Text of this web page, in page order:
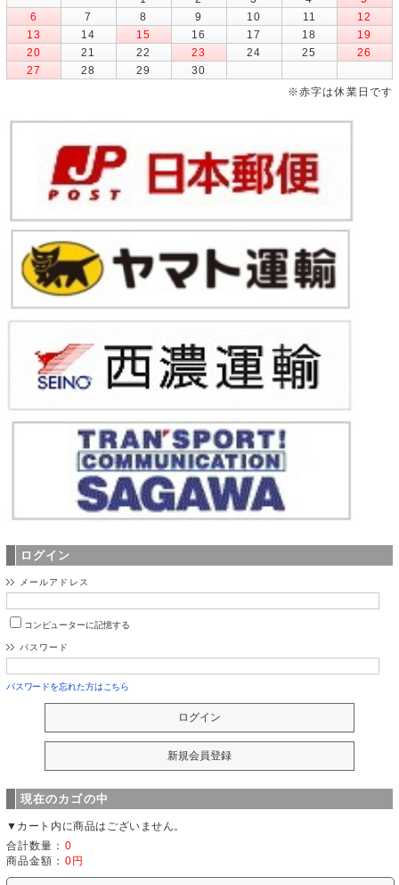
6
7 8 9 10 11
12
13
14 15 16 17 18
19
20
21 22 23 24 25
26
27
28 29
30
※赤字は休業日です
ログイン
メールアドレス
コンピューターに記憶する
パスワード
パスワードを忘れた方はこちら
現在のカゴの中
▼カート内に商品はございません。
合計数量： 0
商品金額： 0円